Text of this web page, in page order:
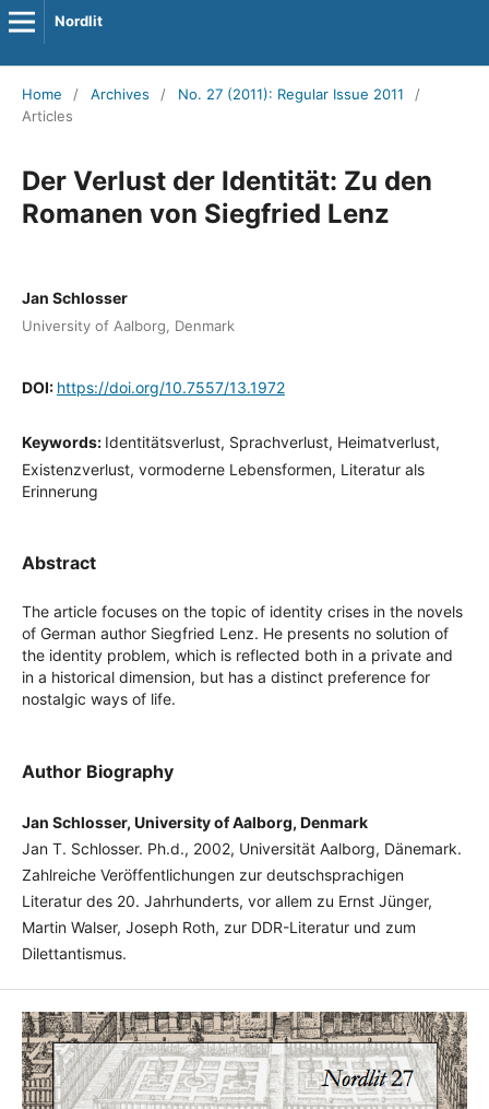
Nordlit
Home / Archives / No. 27 (2011): Regular Issue 2011
/
Articles
Der Verlust der Identität: Zu den
Romanen von Siegfried Lenz
Jan Schlosser
University of Aalborg, Denmark
DOI: https://doi.org/10.7557/13.1972
Keywords: Identitätsverlust, Sprachverlust, Heimatverlust,
Existenzverlust, vormoderne Lebensformen, Literatur als
Erinnerung
Abstract
The article focuses on the topic of identity crises in the novels
of German author Siegfried Lenz. He presents no solution of
the identity problem, which is reflected both in a private and
in a historical dimension, but has a distinct preference for
nostalgic ways of life.
Author Biography
Jan Schlosser, University of Aalborg, Denmark
Jan T. Schlosser. Ph.d., 2002, Universität Aalborg, Dänemark.
Zahlreiche Veröffentlichungen zur deutschsprachigen
Literatur des 20. Jahrhunderts, vor allem zu Ernst Jünger,
Martin Walser, Joseph Roth, zur DDR-Literatur und zum
Dilettantismus.